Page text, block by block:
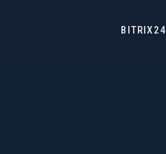
BITRIX24